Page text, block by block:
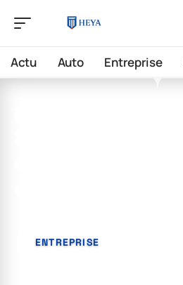
Actu Auto Entreprise
ENTREPRISE